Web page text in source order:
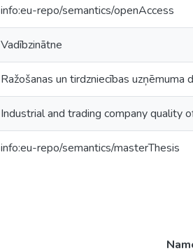
info:eu-repo/semantics/openAccess
Vadībzinātne
Ražošanas un tirdzniecības
Industrial and trading company quality
info:eu-repo/semantics/masterThesis